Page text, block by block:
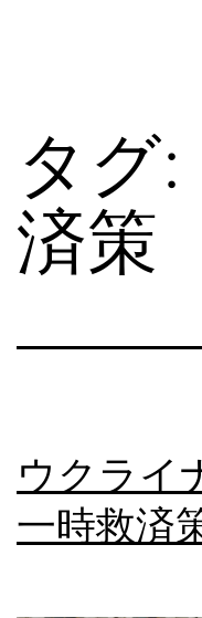
キ
プ
カ
移
民・
ビ
手
の
日
本
タグ:
済策
ウクライ
一時救済